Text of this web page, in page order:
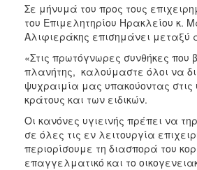
Σε μήνυμά του προς τους
του Επιμελητηρίου Ηρακλείου κ.
Αλιφιεράκης επισημάνει μεταξύ
«Στις πρωτόγνωρες συνθήκες που
πλανήτης, καλούμαστε όλοι να
ψυχραιμία μας υπακούοντας στις
κράτους και των ειδικών.
Οι κανόνες υγιεινής πρέπει να
σε όλες τις εν λειτουργία
περιορίσουμε τη διασπορά του
επαγγελματικό και το